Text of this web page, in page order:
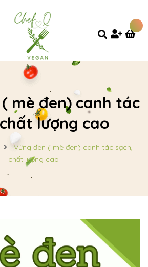
mè đen) canh tác
lượng cao
Vừng đen ( mè đen) canh tác sạch,
chất lượng cao